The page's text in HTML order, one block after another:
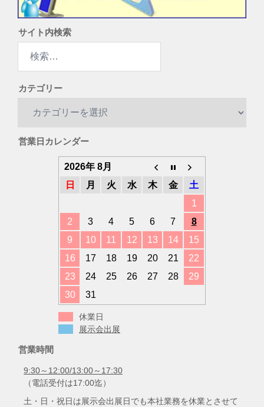
サイト内検索
カテゴリー
リ
営業日カレンダー
2026年 8月
日
月 火 水 木 金
土
1
2
3 4 5 6 7
8
9
10 11 12 13 14
15
16
17 18 19 20 21
22
23
24 25 26 27 28
29
30
31
休業日
展示会出展
営業時間
9:30～12:00/13:00～17:30
（電話受付は17:00迄）
土・日・祝日は展示会出展日でも本社業務を休業とさせて